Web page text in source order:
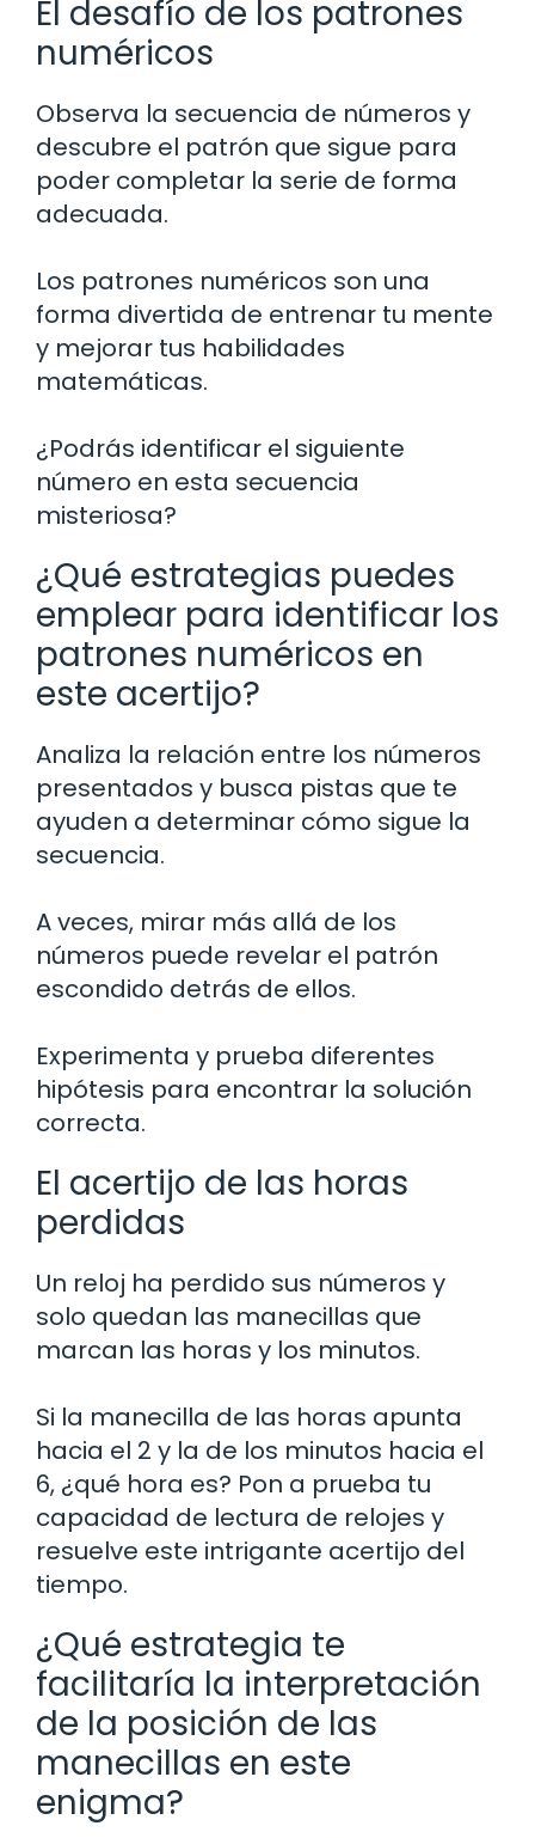
El desafío de los patrones
numéricos
Observa la secuencia de números y
descubre el patrón que sigue para
poder completar la serie de forma
adecuada.
Los patrones numéricos son una
forma divertida de entrenar tu mente
y mejorar tus habilidades
matemáticas.
¿Podrás identificar el siguiente
número en esta secuencia
misteriosa?
¿Qué estrategias puedes
emplear para identificar los
patrones numéricos en
este acertijo?
Analiza la relación entre los números
presentados y busca pistas que te
ayuden a determinar cómo sigue la
secuencia.
A veces, mirar más allá de los
números puede revelar el patrón
escondido detrás de ellos.
Experimenta y prueba diferentes
hipótesis para encontrar la solución
correcta.
El acertijo de las horas
perdidas
Un reloj ha perdido sus números y
solo quedan las manecillas que
marcan las horas y los minutos.
Si la manecilla de las horas apunta
hacia el 2 y la de los minutos hacia el
6, ¿qué hora es? Pon a prueba tu
capacidad de lectura de relojes y
resuelve este intrigante acertijo del
tiempo.
¿Qué estrategia te
facilitaría la interpretación
de la posición de las
manecillas en este
enigma?